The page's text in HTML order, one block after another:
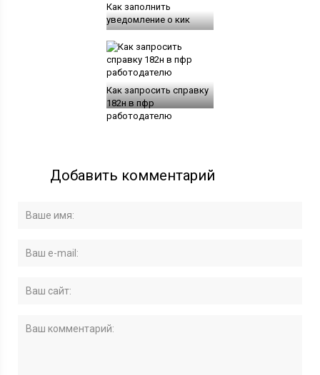
Как заполнить
уведомление о кик
Как запросить справку
182н в пфр
работодателю
Добавить комментарий